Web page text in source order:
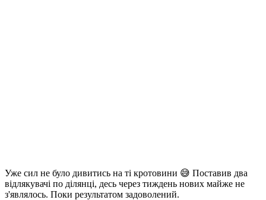
Уже сил не було дивитись на ті кротовини 😅 Поставив два
відлякувачі по ділянці, десь через тиждень нових майже не
з'являлось. Поки результатом задоволений.